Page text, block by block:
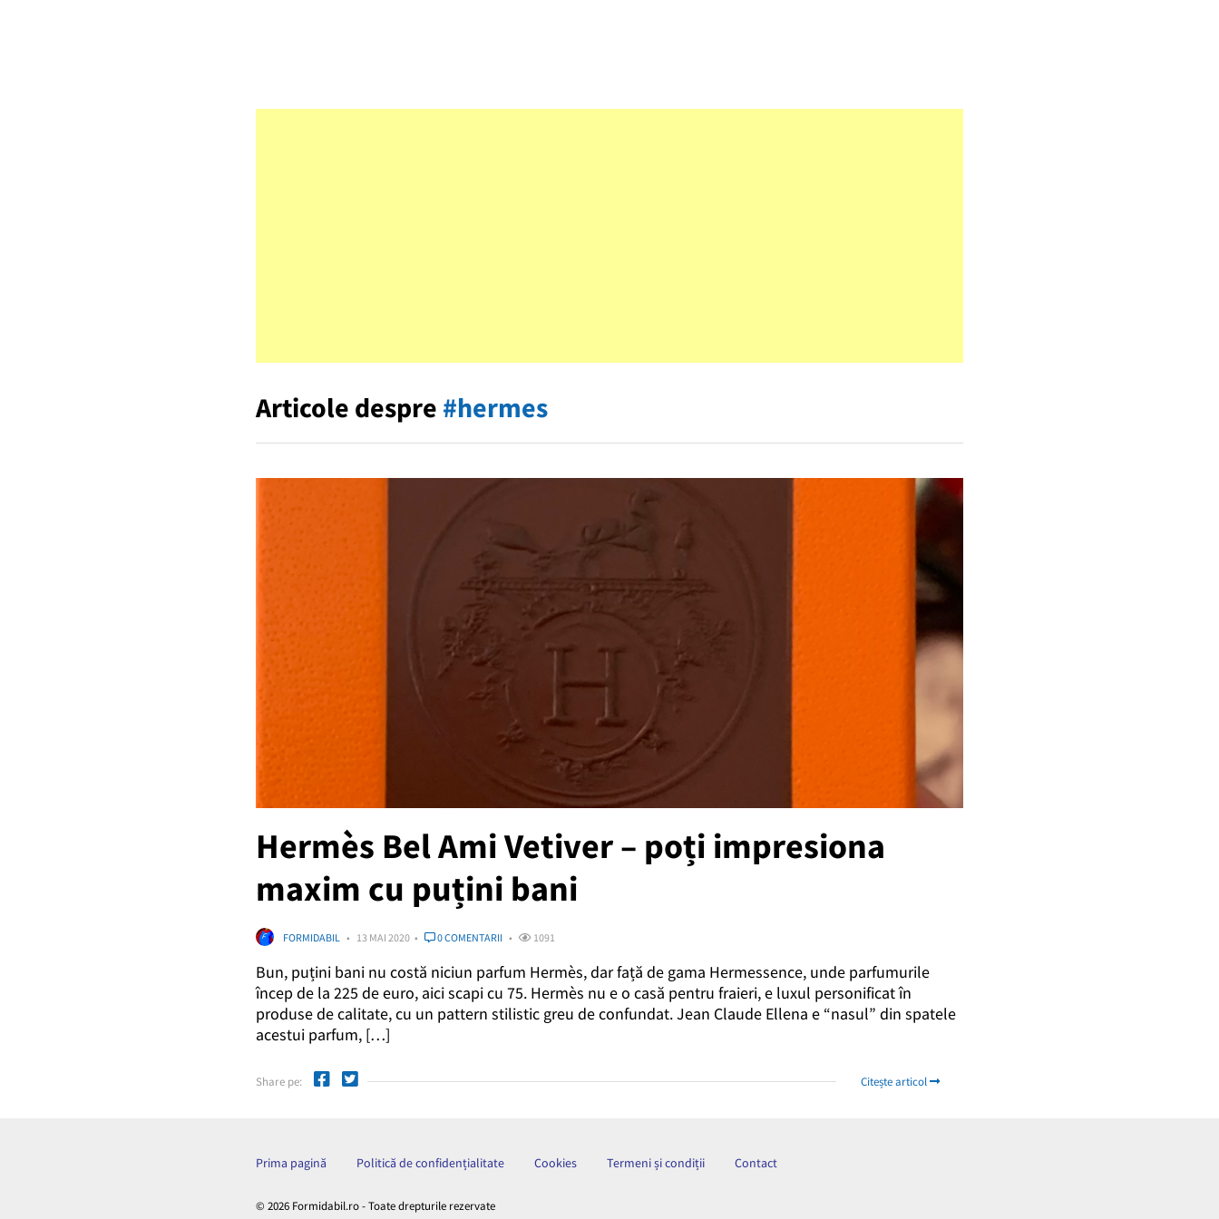
Articole despre #hermes
Hermès Bel Ami Vetiver – poți impresiona
maxim cu puțini bani
FORMIDABIL 13 MAI 2020 0 COMENTARII 1091
Bun, puțini bani nu costă niciun parfum Hermès, dar față de gama Hermessence, unde parfumurile
încep de la 225 de euro, aici scapi cu 75. Hermès nu e o casă pentru fraieri, e luxul personificat în
produse de calitate, cu un pattern stilistic greu de confundat. Jean Claude Ellena e “nasul” din spatele
acestui parfum, […]
Share pe: Citește articol
Prima pagină Politică de confidențialitate Cookies Termeni și condiții Contact
© 2026 Formidabil.ro - Toate drepturile rezervate